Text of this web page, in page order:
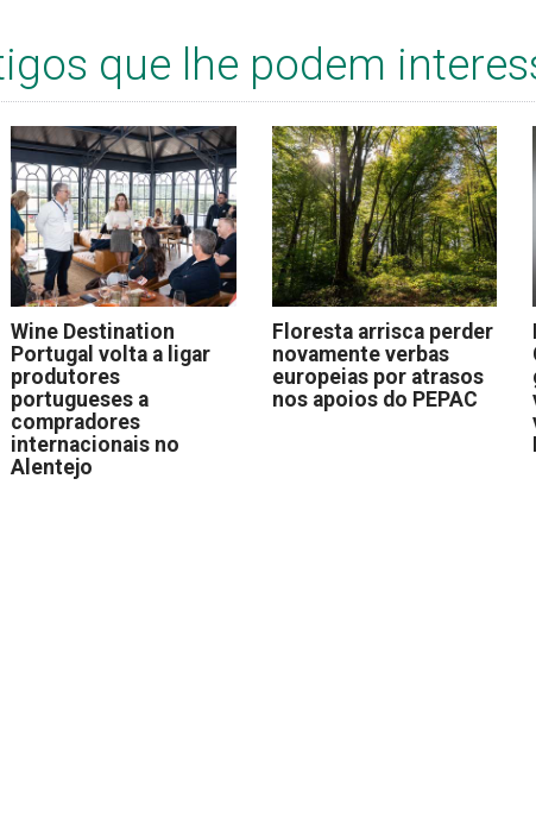
que lhe podem
Wine Destination
Portugal volta a ligar
produtores
portugueses a
compradores
internacionais no
Alentejo
Floresta arrisca perder
novamente verbas
europeias por atrasos
nos apoios do PEPAC